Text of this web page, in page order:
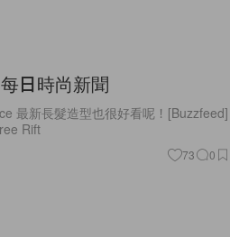
日時尚新聞
最新長髮造型也很好看呢！[Buzzfeed]
Rift
73 0